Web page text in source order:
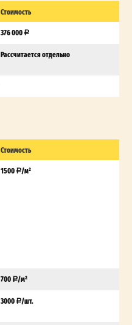
Стоимость
376 000
Рассчитается отдельно
Стоимость
1500 /м²
700 /м²
3000 /шт.